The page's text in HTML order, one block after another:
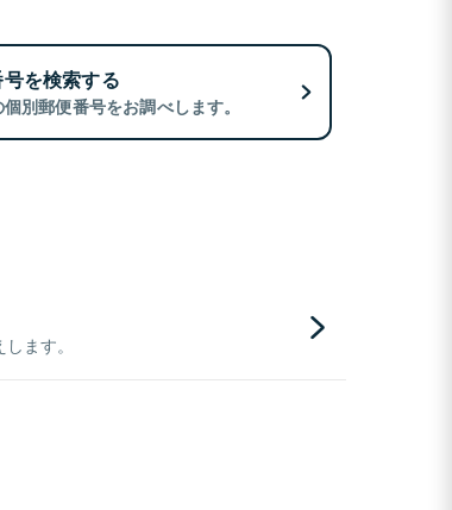
を検索する
別郵便番号をお調べします。
ます。